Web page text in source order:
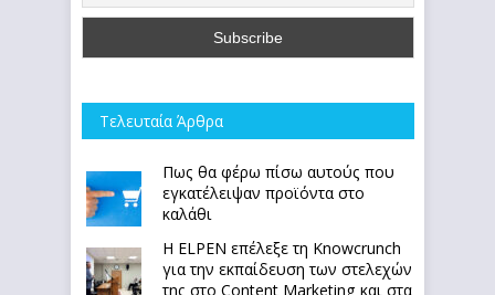
Τελευταία Άρθρα
Πως θα φέρω πίσω αυτούς που
εγκατέλειψαν προϊόντα στο
καλάθι
Η ELPEN επέλεξε τη Knowcrunch
για την εκπαίδευση των στελεχών
της στο Content Marketing και στα